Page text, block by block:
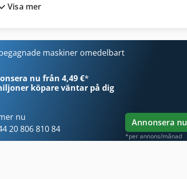
Visa mer
maskiner omedelbart
nu från 4,49 €*
köpareväntar på dig
nu
20 806 810 84
Annonsera nu
*per annons/månad